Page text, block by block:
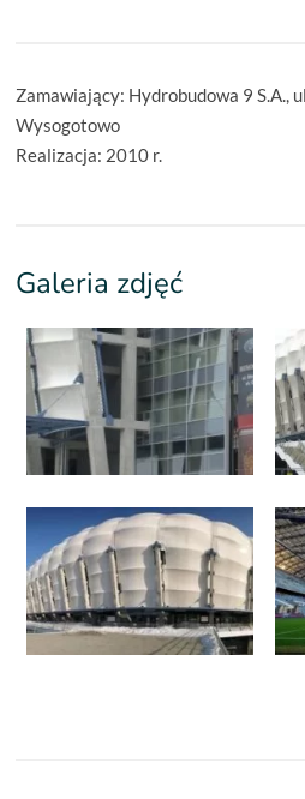
Zamawiający: Hydrobudowa 9 S.A.,
Wysogotowo
Realizacja: 2010 r.
Galeria zdjęć